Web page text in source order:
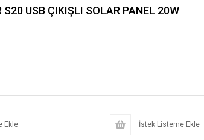
S20 USB ÇIKIŞLI SOLAR PANEL 20W
Ekle İstek Listeme Ekle